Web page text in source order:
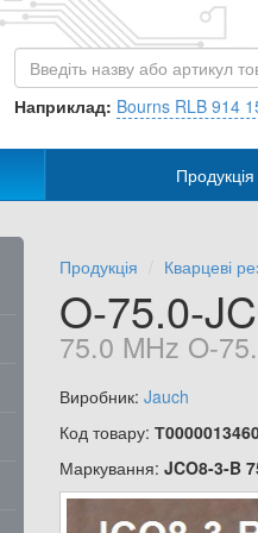
Наприклад: Bourns RLB 914
Продукція
Продукція Кварцеві
O-75.0-
75.0 MHz O-
Виробник: Jauch
Код товару:
Маркування: JCO8-3-B